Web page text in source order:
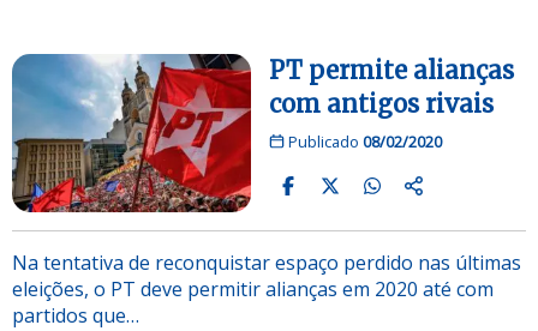
PT permite alianças
com antigos rivais
Publicado 08/02/2020
Na tentativa de reconquistar espaço perdido nas últimas
eleições, o PT deve permitir alianças em 2020 até com
partidos que…